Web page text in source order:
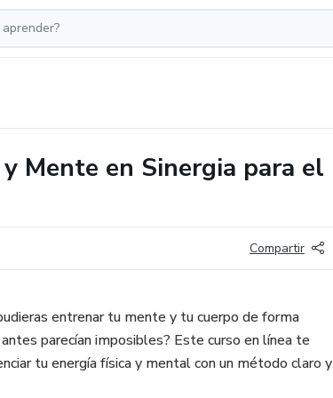
Mente en Sinergia para el
Compartir
entrenar tu mente y tu cuerpo de forma
parecían imposibles? Este curso en línea te
tu energía física y mental con un método claro y